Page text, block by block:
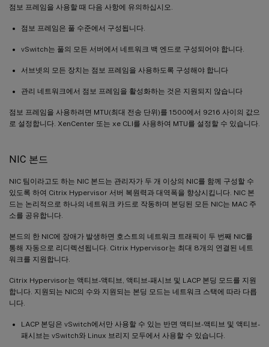
점보 프레임을 사용할 때 다음 사항에 유의하십시오.
점보 프레임은 풀 수준에서 구성됩니다.
vSwitch는 풀의 모든 서버에서 네트워크 백 엔드로 구성되어야 합니다.
서브넷의 모든 장치는 점보 프레임을 사용하도록 구성해야 합니다
관리 네트워크에서 점보 프레임을 활성화하는 것은 지원되지 않습니다
점보 프레임을 사용하려면 MTU(최대 전송 단위)를 1500에서 9216 사이의 값으
로 설정합니다. XenCenter 또는 xe CLI를 사용하여 MTU를 설정할 수 있습니다.
NIC 본드
NIC 팀이라고도 하는 NIC 본드는 관리자가 두 개 이상의 NIC를 함께 구성할 수
있도록 하여 Citrix Hypervisor 서버 복원력과 대역폭을 향상시킵니다. NIC 본
드는 논리적으로 하나의 네트워크 카드로 작동하며 본딩된 모든 NIC는 MAC 주
소를 공유합니다.
본드의 한 NIC에 장애가 발생하면 호스트의 네트워크 트래픽이 두 번째 NIC를
통해 자동으로 리디렉션됩니다. Citrix Hypervisor는 최대 8개의 연결된 네트
워크를 지원합니다.
Citrix Hypervisor는 액티브-액티브, 액티브-패시브 및 LACP 본딩 모드를 지원
합니다. 지원되는 NIC의 수와 지원되는 본딩 모드는 네트워크 스택에 따라 다릅
니다.
LACP 본딩은 vSwitch에서만 사용할 수 있는 반면 액티브-액티브 및 액티브-
패시브는 vSwitch와 Linux 브리지 모두에서 사용할 수 있습니다.